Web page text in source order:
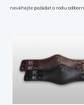
neváhejte požádat o rodu